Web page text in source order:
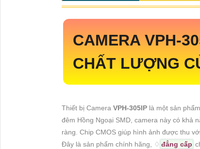
CAMERA VPH-
CHẤT LƯỢNG
Thiết bị Camera VPH-305IP là một sản
đêm Hồng Ngoại SMD, camera này có khả
ràng. Chip CMOS giúp hình ảnh được thu
Đây là sản phẩm chính hãng, ♢ đẳng cấp